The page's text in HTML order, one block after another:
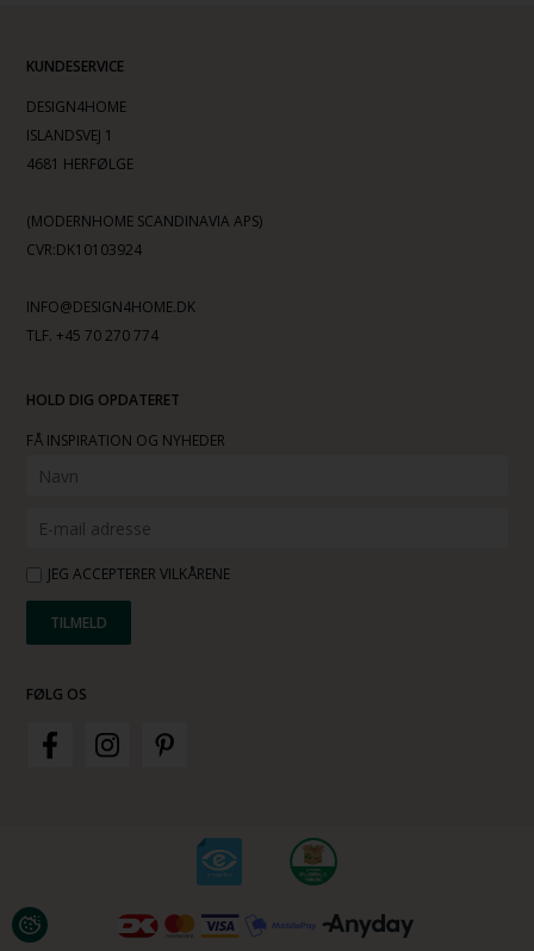
KUNDESERVICE
DESIGN4HOME
ISLANDSVEJ 1
4681 HERFØLGE
(MODERNHOME SCANDINAVIA APS)
CVR:DK10103924
INFO@DESIGN4HOME.DK
TLF. +45 70 270 774
HOLD DIG OPDATERET
FÅ INSPIRATION OG NYHEDER
JEG ACCEPTERER VILKÅRENE
FØLG OS